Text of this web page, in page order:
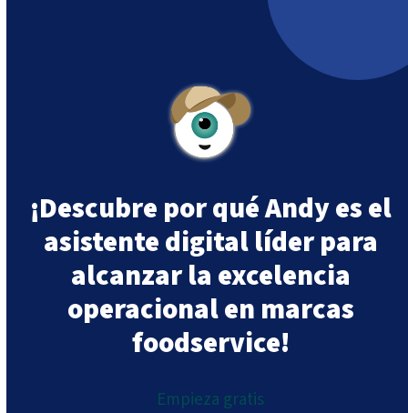
¡Descubre por qué Andy es el
asistente digital líder para
alcanzar la excelencia
operacional en marcas
foodservice!
Empieza gratis